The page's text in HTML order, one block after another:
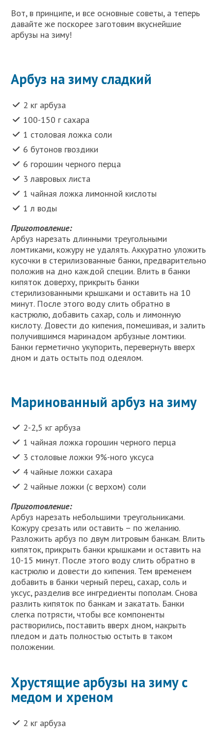
Вот, в принципе, и все основные советы, а теперь
давайте же поскорее заготовим вкуснейшие
арбузы на зиму!
Арбуз на зиму сладкий
2 кг арбуза
100-150 г сахара
1 столовая ложка соли
6 бутонов гвоздики
6 горошин черного перца
3 лавровых листа
1 чайная ложка лимонной кислоты
1 л воды
Приготовление:
Арбуз нарезать длинными треугольными
ломтиками, кожуру не удалять. Аккуратно уложить
кусочки в стерилизованные банки, предварительно
положив на дно каждой специи. Влить в банки
кипяток доверху, прикрыть банки
стерилизованными крышками и оставить на 10
минут. После этого воду слить обратно в
кастрюлю, добавить сахар, соль и лимонную
кислоту. Довести до кипения, помешивая, и залить
получившимся маринадом арбузные ломтики.
Банки герметично укупорить, перевернуть вверх
дном и дать остыть под одеялом.
Маринованный арбуз на зиму
2-2,5 кг арбуза
1 чайная ложка горошин черного перца
3 столовые ложки 9%-ного уксуса
4 чайные ложки сахара
2 чайные ложки (с верхом) соли
Приготовление:
Арбуз нарезать небольшими треугольниками.
Кожуру срезать или оставить – по желанию.
Разложить арбуз по двум литровым банкам. Влить
кипяток, прикрыть банки крышками и оставить на
10-15 минут. После этого воду слить обратно в
кастрюлю и довести до кипения. Тем временем
добавить в банки черный перец, сахар, соль и
уксус, разделив все ингредиенты пополам. Снова
разлить кипяток по банкам и закатать. Банки
слегка потрясти, чтобы все компоненты
растворились, поставить вверх дном, накрыть
пледом и дать полностью остыть в таком
положении.
Хрустящие арбузы на зиму с
медом и хреном
2 кг арбуза